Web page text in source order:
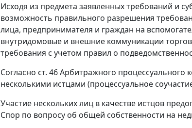
Исходя из предмета заявленных требований и
возможность правильного разрешения
лица, предпринимателя и граждан на
внутридомовые и внешние коммуникации
требования с учетом правил о
Согласно ст. 46Арбитражного процессуального
несколькими истцами (процессуальное
Участие нескольких лиц в качестве истцов
Спор по вопросу об общей собственности на